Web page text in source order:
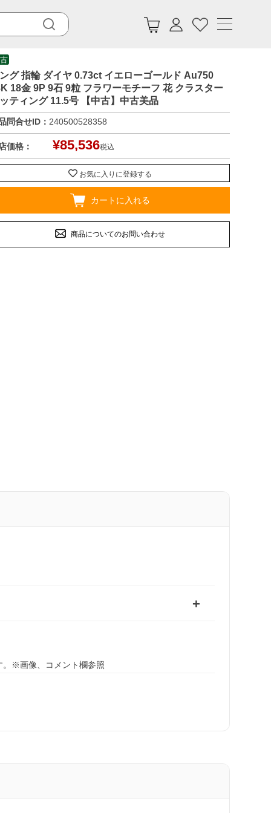
グ 指輪 ダイヤ 0.73ct イエローゴールド Au750
18金 9P 9石 9粒 フラワーモチーフ 花 クラスター
ティング 11.5号 【中古】中古美品
問合せID： 240500528358
価格： ¥85,536税込
お気に入りに登録する
カートに入れる
商品についてのお問い合わせ
。※画像、コメント欄参照